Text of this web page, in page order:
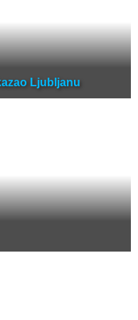
Ljubljanu